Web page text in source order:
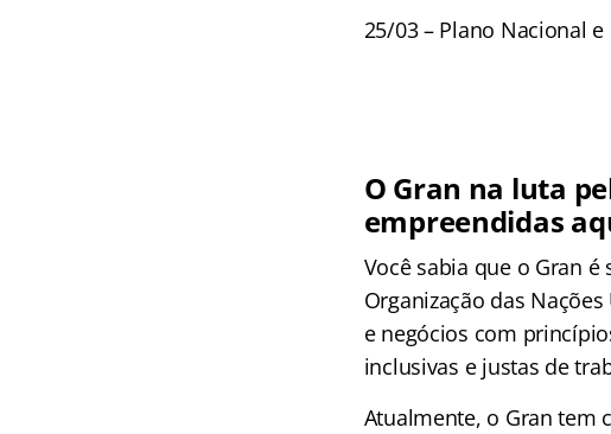
25/03 – Plano Nacional
O Gran na luta
empreendidas
Você sabia que o Gran
Organização das
e negócios com
inclusivas e justas de
Atualmente, o Gran tem